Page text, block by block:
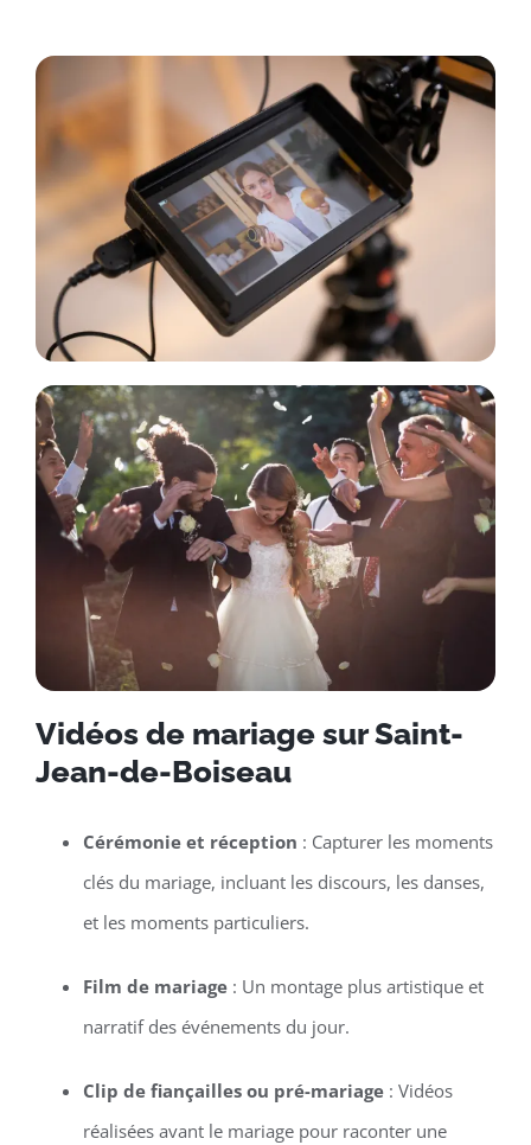
Vidéos de mariage sur Saint-
Jean-de-Boiseau
Cérémonie et réception : Capturer les moments
clés du mariage, incluant les discours, les danses,
et les moments particuliers.
Film de mariage: Un montage plus artistique et
narratif des événements du jour.
Clip de fiançailles ou pré-mariage: Vidéos
réalisées avant le mariage pour raconter une